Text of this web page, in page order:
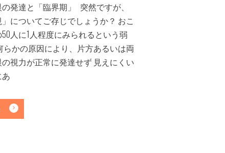
発達と「臨界期」 突然ですが、
」についてご存じでしょうか？ おこ
人に1人程度にみられるという弱
らかの原因により、片方あるいは両
視力が正常に発達せず 見えにくい